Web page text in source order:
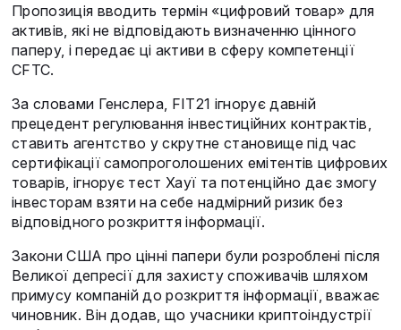
Пропозиція вводить термін «цифровий товар» для
активів, які не відповідають визначенню цінного
паперу, і передає ці активи в сферу компетенції
CFTC.
За словами Генслера, FIT21 ігнорує давній
прецедент регулювання інвестиційних контрактів,
ставить агентство у скрутне становище під час
сертифікації самопроголошених емітентів цифрових
товарів, ігнорує тест Хауї та потенційно дає змогу
інвесторам взяти на себе надмірний ризик без
відповідного розкриття інформації.
Закони США про цінні папери були розроблені після
Великої депресії для захисту споживачів шляхом
примусу компаній до розкриття інформації, вважає
чиновник. Він додав, що учасники криптоіндустрії